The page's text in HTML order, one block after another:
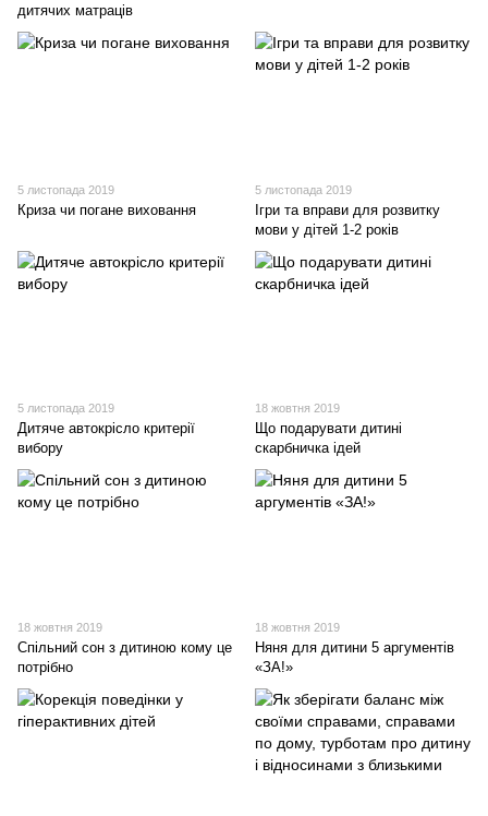
дитячих матраців
5 листопада 2019
Криза чи погане виховання
5 листопада 2019
Ігри та вправи для розвитку
мови у дітей 1-2 років
5 листопада 2019
Дитяче автокрісло критерії
вибору
18 жовтня 2019
Що подарувати дитині
скарбничка ідей
18 жовтня 2019
Спільний сон з дитиною кому це
потрібно
18 жовтня 2019
Няня для дитини 5 аргументів
«ЗА!»